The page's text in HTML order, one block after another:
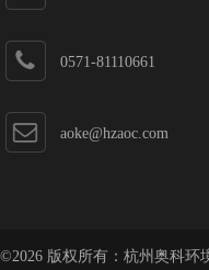
0571-81110661
aoke@hzaoc.com
©2026 版权所有：杭州奥科环